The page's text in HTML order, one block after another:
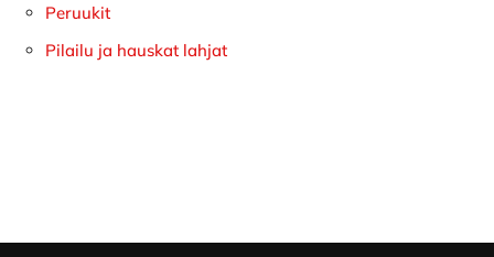
Peruukit
Pilailu ja hauskat lahjat